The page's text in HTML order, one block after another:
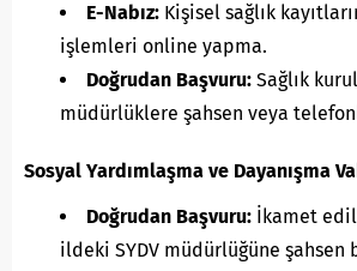
E-Nabız: Kişisel sağlık
işlemleri online yapma.
Doğrudan Başvuru: Sağlık
müdürlüklere şahsen veya
Sosyal Yardımlaşma ve Dayanışma
Doğrudan Başvuru: İkamet
ildeki SYDV müdürlüğüne şahsen